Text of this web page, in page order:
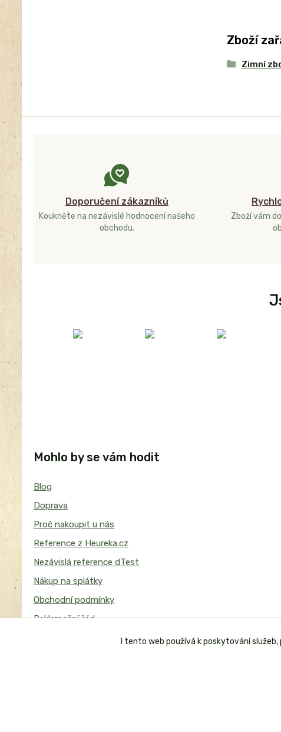
Zboží
Zimní
Doporučení zákazníků
Koukněte na nezávislé hodnocení našeho
obchodu.
Zboží vám
Mohlo by se vám hodit
Blog
Doprava
Proč nakoupit u nás
Reference z Heureka.cz
Nezávislá reference dTest
Nákup na splátky
Obchodní podmínky
Reklamační řád
I tento web používá k poskytování